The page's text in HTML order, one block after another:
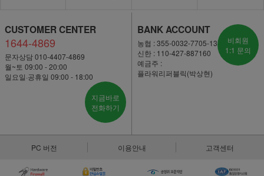
CUSTOMER CENTER
1644-4869
문자상담 010-4407-4869
월~토 09:00 - 20:00
일요일·공휴일 09:00 - 18:00
지금바로
전화하기
BANK ACCOUNT
농협 : 355-0032-7705-13
신한 : 110-427-887160
예금주 :
플라워리퍼블릭(박상현)
비회원
1:1 문의
PC 버전 이용안내 고객센터